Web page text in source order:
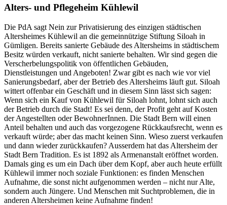
Alters- und Pflegeheim Kühlewil
Die PdA sagt Nein zur Privatisierung des einzigen städtischen
Altersheimes Kühlewil an die gemeinnützige Stiftung Siloah in
Gümligen. Bereits sanierte Gebäude des Altersheims in städtischem
Besitz würden verkauft, nicht sanierte behalten. Wir sind gegen die
Verscherbelungspolitik von öffentlichen Gebäuden,
Dienstleistungen und Angeboten! Zwar gibt es nach wie vor viel
Sanierungsbedarf, aber der Betrieb des Altersheims läuft gut. Siloah
wittert offenbar ein Geschäft und in diesem Sinn lässt sich sagen:
Wenn sich ein Kauf von Kühlewil für Siloah lohnt, lohnt sich auch
der Betrieb durch die Stadt! Es sei denn, der Profit geht auf Kosten
der Angestellten oder BewohnerInnen. Die Stadt Bern will einen
Anteil behalten und auch das vorgezogene Rückkaufsrecht, wenn es
verkauft würde; aber das macht keinen Sinn. Wieso zuerst verkaufen
und dann wieder zurückkaufen? Ausserdem hat das Altersheim der
Stadt Bern Tradition. Es ist 1892 als Armenanstalt eröffnet worden.
Damals ging es um ein Dach über dem Kopf, aber auch heute erfüllt
Kühlewil immer noch soziale Funktionen: es finden Menschen
Aufnahme, die sonst nicht aufgenommen werden – nicht nur Alte,
sondern auch Jüngere. Und Menschen mit Suchtproblemen, die in
anderen Altersheimen keine Aufnahme finden!